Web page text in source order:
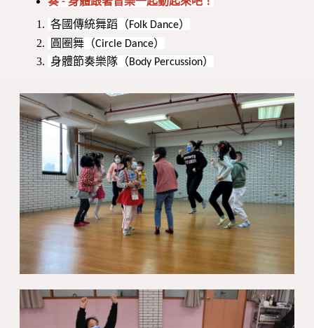
各國傳統舞蹈（Folk Dance）
圓圈舞（Circle Dance）
身體節奏樂隊（Body Percussion）